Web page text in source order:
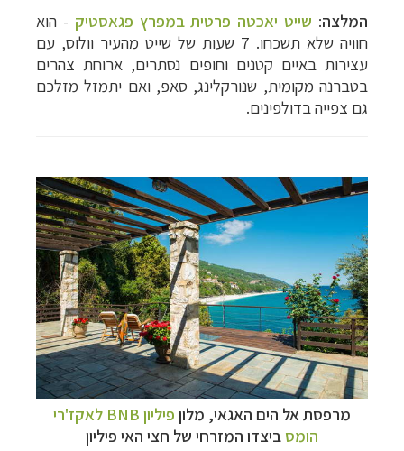
המלצה: שייט יאכטה פרטית במפרץ פגאסטיק - הוא
חוויה שלא תשכחו. 7 שעות של שייט מהעיר וולוס, עם
עצירות באיים קטנים וחופים נסתרים, ארוחת צהרים
בטברנה מקומית, שנורקלינג, סאפ, ואם יתמזל מזלכם
גם צפייה בדולפינים.
מרפסת אל הים האגאי, מלון
פיליון BNB לאקז'רי
הומס ביצדו המזרחי של חצי האי פיליון